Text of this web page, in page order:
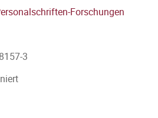
Forschungen
3